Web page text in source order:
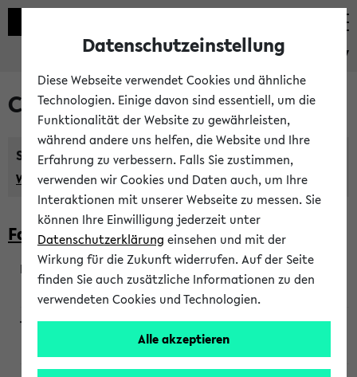
eKVV
Courses taught in English
Semester:
WiSe 2026/2027 SoSe 2026 Previous...
Faculty of Biology
200923
Wendisch, Peters-Wendisch, Stegelmann
Datenschutzeinstellung
Diese Webseite verwendet Cookies und ähnliche
Technologien. Einige davon sind essentiell, um die
Funktionalität der Website zu gewährleisten,
während andere uns helfen, die Website und Ihre
Erfahrung zu verbessern. Falls Sie zustimmen,
verwenden wir Cookies und Daten auch, um Ihre
Interaktionen mit unserer Webseite zu messen. Sie
können Ihre Einwilligung jederzeit unter
Datenschutzerklärung einsehen und mit der
Wirkung für die Zukunft widerrufen. Auf der Seite
finden Sie auch zusätzliche Informationen zu den
verwendeten Cookies und Technologien.
Alle akzeptieren